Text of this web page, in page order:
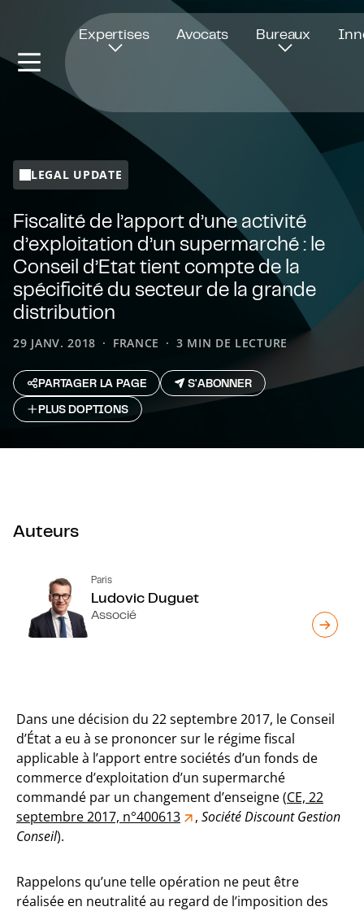
Expertises Avocats Bureaux
LEGAL UPDATE
Fiscalité de l’apport d’une activité
d’exploitation d’un supermarché : le
Conseil d’Etat tient compte de la
spécificité du secteur de la grande
distribution
29 JANV. 2018 FRANCE 3 MIN DE LECTURE
PARTAGER LA PAGE
S'ABONNER
PLUS D`OPTIONS
Auteurs
Paris
Ludovic Duguet
Associé
Dans une décision du 22 septembre 2017, le Conseil
d’État a eu à se prononcer sur le régime fiscal
applicable à l’apport entre sociétés d’un fonds de
commerce d’exploitation d’un supermarché
commandé par un changement d’enseigne (CE, 22
septembre 2017, n°400613
, Société Discount Gestion
Conseil).
Rappelons qu’une telle opération ne peut être
réalisée en neutralité au regard de l’imposition des
Ouvre dans une nouvelle fenêtre